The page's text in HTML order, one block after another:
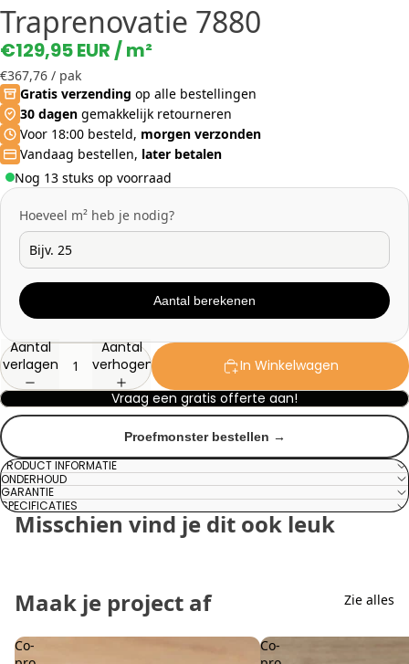
Traprenovatie 7880
€129,95 EUR / m²
€367,76 / pak
Gratis verzending op alle bestellingen
30 dagen gemakkelijk retourneren
Voor 18:00 besteld, morgen verzonden
Vandaag bestellen, later betalen
Nog 13 stuks op voorraad
Hoeveel m² heb je nodig?
Aantal berekenen
Aantal
verlagen
Aantal
verhogen
In Winkelwagen
Vraag een gratis offerte aan!
Proefmonster bestellen →
PRODUCT INFORMATIE
ONDERHOUD
GARANTIE
SPECIFICATIES
Misschien vind je dit ook leuk
Maak je project af Zie alles
Co-
Co-